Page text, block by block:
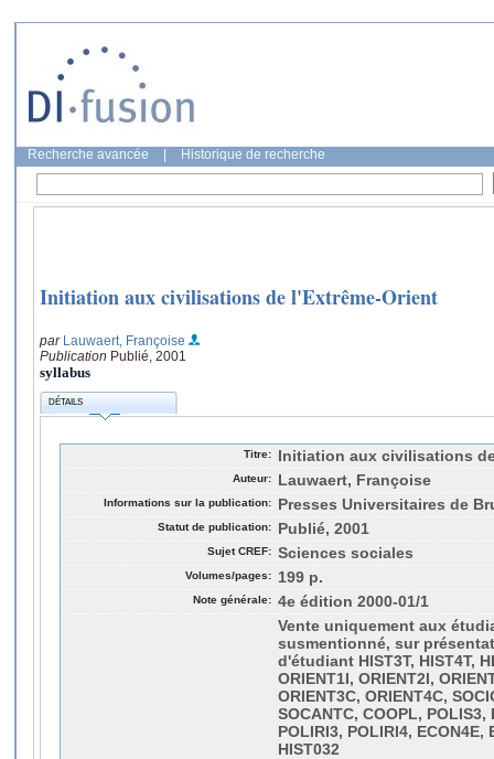
Recherche avancée Historique de recherche
Initiation aux civilisations de l'Extrême-Orient
par Lauwaert, Françoise
Publication Publié, 2001
syllabus
DÉTAILS
Titre: Initiation aux civilisations
Auteur: Lauwaert, Françoise
Informations sur la publication: Presses Universitaires de
Statut de publication: Publié, 2001
Sujet CREF: Sciences sociales
Volumes/pages: 199 p.
Note générale: 4e édition 2000-01/1
Vente uniquement aux
susmentionné, sur
d'étudiant HIST3T, HIST4T,
ORIENT1I, ORIENT2I,
ORIENT3C, ORIENT4C,
SOCANTC, COOPL, POLIS3,
POLIRI3, POLIRI4, ECON4E,
HIST032